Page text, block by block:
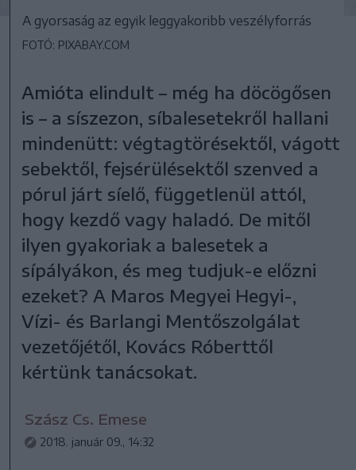
A gyorsaság az egyik leggyakoribb veszélyforrás
FOTÓ: PIXABAY.COM
Amióta elindult – még ha döcögősen
is – a síszezon, síbalesetekről hallani
mindenütt: végtagtörésektől, vágott
sebektől, fejsérülésektől szenved a
pórul járt síelő, függetlenül attól,
hogy kezdő vagy haladó. De mitől
ilyen gyakoriak a balesetek a
sípályákon, és meg tudjuk-e előzni
ezeket? A Maros Megyei Hegyi-,
Vízi- és Barlangi Mentőszolgálat
vezetőjétől, Kovács Róberttől
kértünk tanácsokat.
Szász Cs. Emese
2018. január 09., 14:32